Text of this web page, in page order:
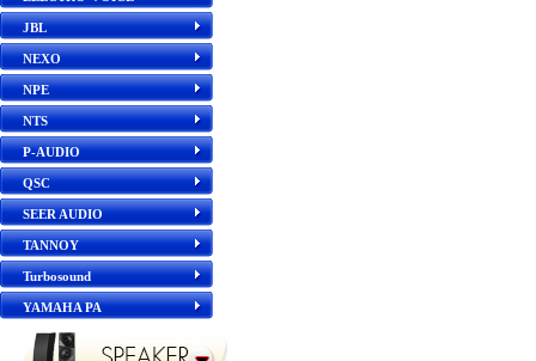
JBL
NEXO
NPE
NTS
P-AUDIO
QSC
SEER AUDIO
TANNOY
Turbosound
YAMAHA PA